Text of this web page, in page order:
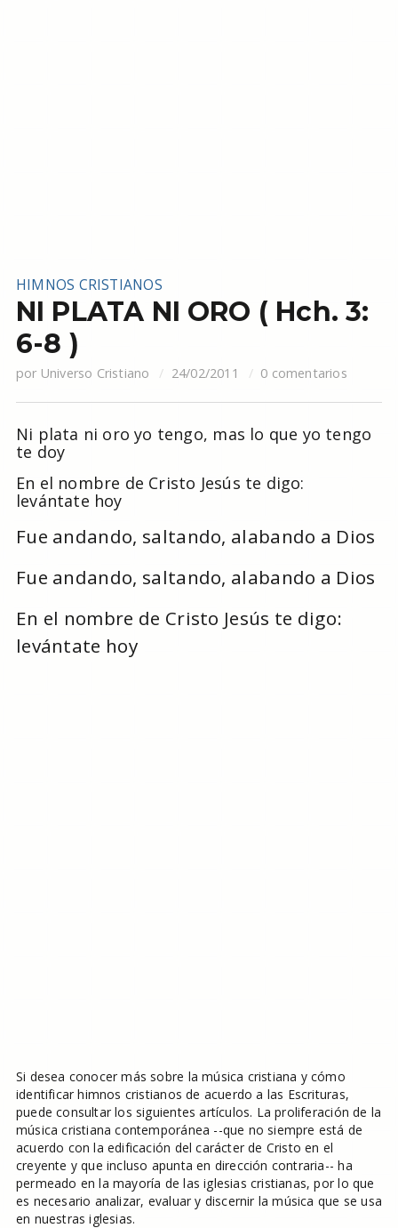
HIMNOS CRISTIANOS
NI PLATA NI ORO ( Hch. 3:
6-8 )
por Universo Cristiano 24/02/2011 0 comentarios
Ni plata ni oro yo tengo, mas lo que yo tengo
te doy
En el nombre de Cristo Jesús te digo:
levántate hoy
Fue andando, saltando, alabando a Dios
Fue andando, saltando, alabando a Dios
En el nombre de Cristo Jesús te digo:
levántate hoy
Si desea conocer más sobre la música cristiana y cómo
identificar himnos cristianos de acuerdo a las Escrituras,
puede consultar los siguientes artículos. La proliferación de la
música cristiana contemporánea --que no siempre está de
acuerdo con la edificación del carácter de Cristo en el
creyente y que incluso apunta en dirección contraria-- ha
permeado en la mayoría de las iglesias cristianas, por lo que
es necesario analizar, evaluar y discernir la música que se usa
en nuestras iglesias.